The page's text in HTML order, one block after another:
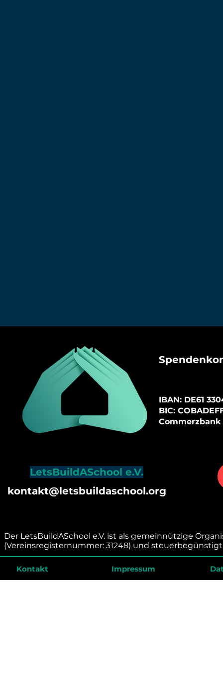
IBAN: DE61
BIC:
Commerzbank
LetsBuildASchool e.V.
kontakt@letsbuildaschool.org
Der LetsBuildASchool e.V. ist als gemeinnützige
(Vereinsregisternummer: 31248) und steuerbegünstigt
Kontakt Impressum